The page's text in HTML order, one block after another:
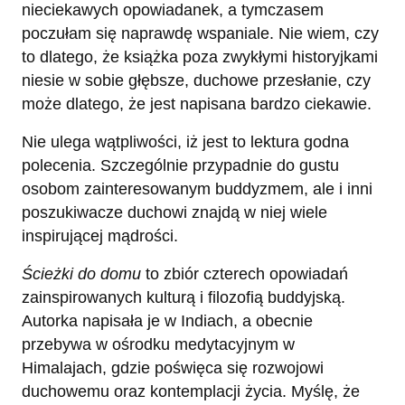
nieciekawych opowiadanek, a tymczasem
poczułam się naprawdę wspaniale. Nie wiem, czy
to dlatego, że książka poza zwykłymi historyjkami
niesie w sobie głębsze, duchowe przesłanie, czy
może dlatego, że jest napisana bardzo ciekawie.
Nie ulega wątpliwości, iż jest to lektura godna
polecenia. Szczególnie przypadnie do gustu
osobom zainteresowanym buddyzmem, ale i inni
poszukiwacze duchowi znajdą w niej wiele
inspirującej mądrości.
Ścieżki do domu to zbiór czterech opowiadań
zainspirowanych kulturą i filozofią buddyjską.
Autorka napisała je w Indiach, a obecnie
przebywa w ośrodku medytacyjnym w
Himalajach, gdzie poświęca się rozwojowi
duchowemu oraz kontemplacji życia. Myślę, że